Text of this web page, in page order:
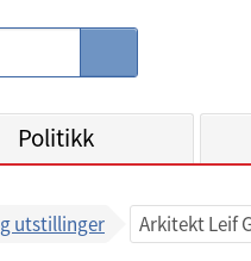
S
Politikk
utstillinger Arkitekt Leif